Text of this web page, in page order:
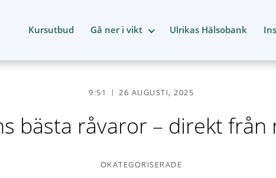
Kursutbud Gå ner i vikt Ulrikas Hälsobank
9:51 26 AUGUSTI, 2025
bästa råvaror – direkt från
OKATEGORISERADE